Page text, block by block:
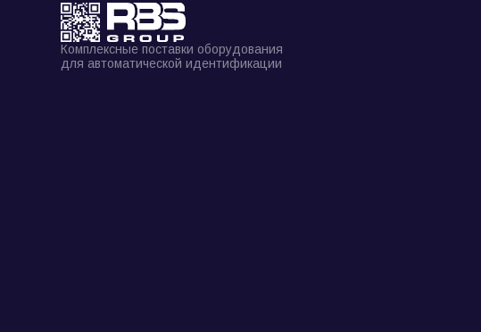
Комплексные поставки оборудования
для автоматической идентификации